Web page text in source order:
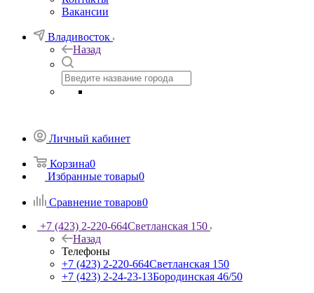
Вакансии
Владивосток
Назад
Личный кабинет
Корзина0
Избранные товары0
Сравнение товаров0
+7 (423) 2-220-664Светланская 150
Назад
Телефоны
+7 (423) 2-220-664Светланская 150
+7 (423) 2-24-23-13Бородинская 46/50